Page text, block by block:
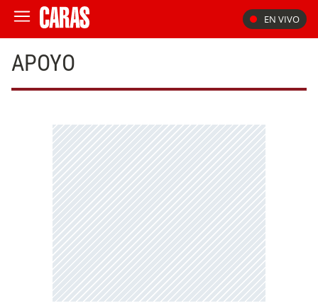
EN VIVO
APOYO